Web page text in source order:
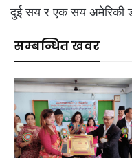
दुई सय र एक सय अमेरिकी
सम्बन्धित खवर